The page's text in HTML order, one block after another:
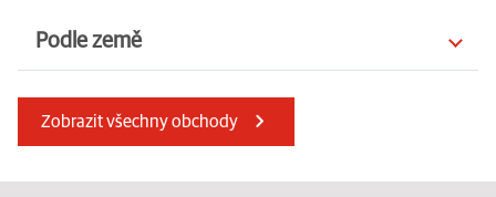
Podle země
Švédsko
Srbsko
Zobrazit všechny obchody